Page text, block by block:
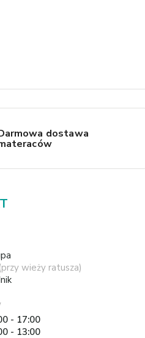
dostawa
wieży ratusza)
- 17:00
- 13:00